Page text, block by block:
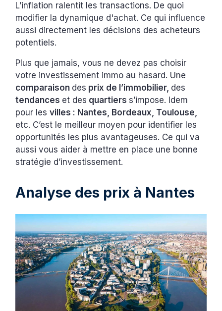
L’inflation ralentit les transactions. De quoi
modifier la dynamique d'achat. Ce qui influence
aussi directement les décisions des acheteurs
potentiels.
Plus que jamais, vous ne devez pas choisir
votre investissement immo au hasard. Une
comparaison des prix de l’immobilier, des
tendances et des quartierss’impose. Idem
pour lesvilles : Nantes, Bordeaux, Toulouse,
etc. C’est le meilleur moyen pour identifier les
opportunités les plus avantageuses. Ce qui va
aussi vous aider à mettre en place une bonne
stratégie d’investissement.
Analyse des prix à Nantes